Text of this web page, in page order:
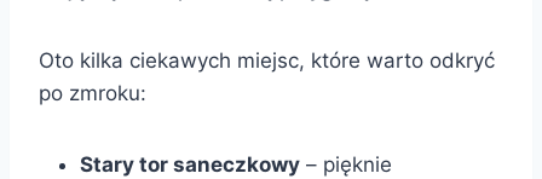
Oto kilka ciekawych miejsc, które warto odkryć
po zmroku:
Stary tor saneczkowy – pięknie